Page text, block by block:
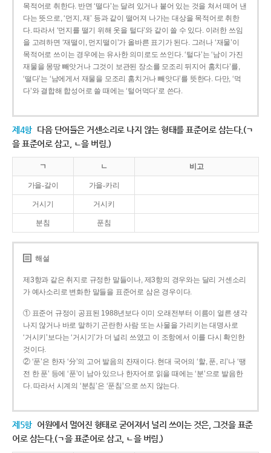
목적어로 취한다. 반면 ‘떨다’는 달려 있거나 붙어 있는 것을 쳐서 떼어 낸
다는 뜻으로, ‘먼지, 재’ 등과 같이 떨어져 나가는 대상을 목적어로 취한
다. 따라서 ‘먼지를 떨기 위해 옷을 털다’와 같이 쓸 수 있다. 이러한 쓰임
을 고려하면 ‘재떨이, 먼지떨이’가 올바른 표기가 된다. 그러나 ‘재물’이
목적어로 쓰이는 경우에는 유사한 의미로도 쓰인다. ‘털다’는 ‘남이 가진
재물을 몽땅 빼앗거나 그것이 보관된 장소를 모조리 뒤지어 훔치다’를,
‘떨다’는 ‘남에게서 재물을 모조리 훔치거나 빼앗다’를 뜻한다. 다만, ‘먹
다’와 결합해 합성어로 쓸 때에는 ‘털어먹다’로 쓴다.
제4항 다음 단어들은 거센소리로 나지 않는 형태를 표준어로 삼는다.(ㄱ
을 표준어로 삼고, ㄴ을 버림.)
ㄱ ㄴ 비고
가을-갈이 가을-카리
거시기 거시키
분침 푼침
해설
제3항과 같은 취지로 규정한 말들이나, 제3항의 경우와는 달리 거센소리
가 예사소리로 변화한 말들을 표준어로 삼은 경우이다.
① 표준어 규정이 공표된 1988년보다 이미 오래전부터 이름이 얼른 생각
나지 않거나 바로 말하기 곤란한 사람 또는 사물을 가리키는 대명사로
‘거시키’보다는 ‘거시기’가 더 널리 쓰였고 이 조항에서 이를 다시 확인한
것이다.
② ‘푼’은 한자 ‘分’의 고어 발음의 잔재이다. 현대 국어의 ‘할, 푼, 리’나 ‘땡
전 한 푼’ 등에 ‘푼’이 남아 있으나 한자어로 읽을 때에는 ‘분’으로 발음한
다. 따라서 시계의 ‘분침’은 ‘푼침’으로 쓰지 않는다.
제5항 어원에서 멀어진 형태로 굳어져서 널리 쓰이는 것은, 그것을 표준
어로 삼는다.(ㄱ을 표준어로 삼고, ㄴ을 버림.)